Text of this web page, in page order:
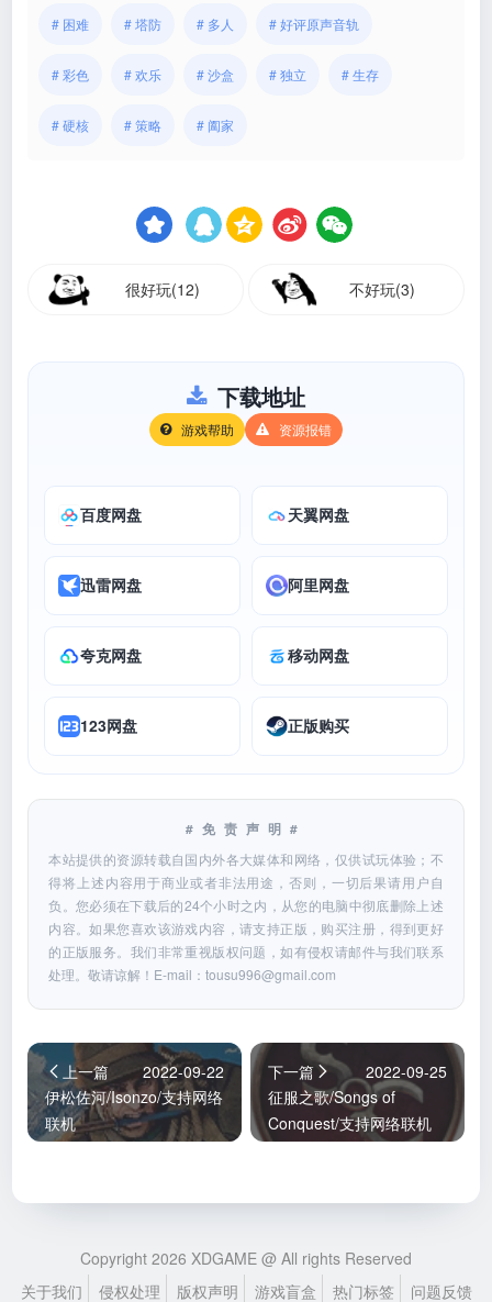
# 困难 # 塔防 # 多人 # 好评原声音轨
# 彩色 # 欢乐 # 沙盒 # 独立 # 生存
# 硬核 # 策略 # 阖家
很好玩(12) 不好玩(3)
下载地址
游戏帮助 资源报错
百度网盘 天翼网盘
迅雷网盘 阿里网盘
夸克网盘 移动网盘
123网盘 正版购买
#免责声明#
本站提供的资源转载自国内外各大媒体和网络，仅供试玩体验；不
得将上述内容用于商业或者非法用途，否则，一切后果请用户自
负。您必须在下载后的24个小时之内，从您的电脑中彻底删除上述
内容。如果您喜欢该游戏内容，请支持正版，购买注册，得到更好
的正版服务。我们非常重视版权问题，如有侵权请邮件与我们联系
处理。敬请谅解！E-mail：tousu996@gmail.com
上一篇
2022-09-22
伊松佐河/Isonzo/支持网络
联机
下一篇
2022-09-25
征服之歌/Songs of
Conquest/支持网络联机
Copyright 2026 XDGAME @ All rights Reserved
关于我们
侵权处理 版权声明 游戏盲盒 热门标签 问题反馈